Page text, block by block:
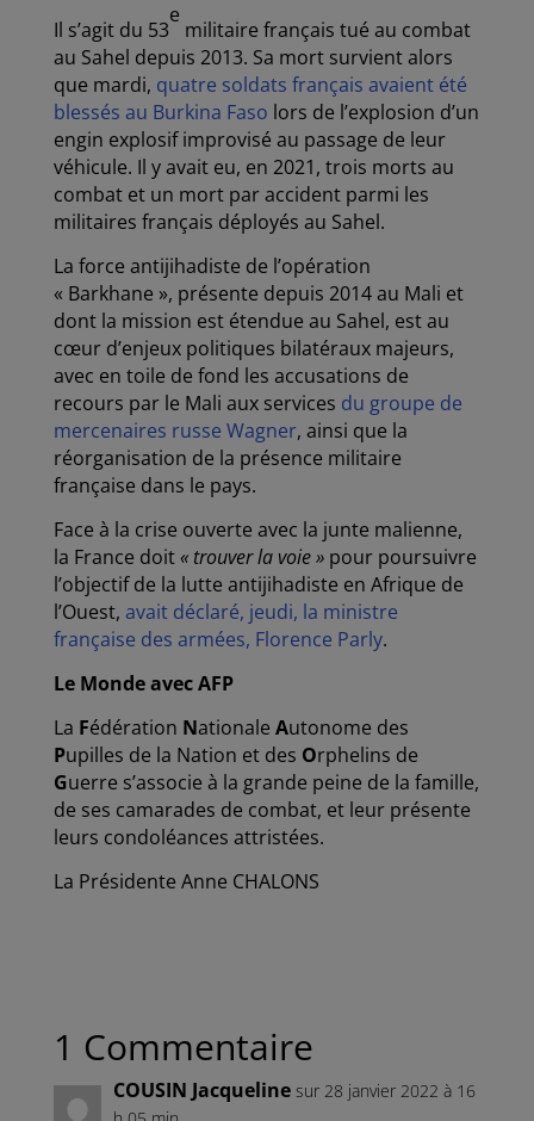
Il s’agit du 53
e
militaire français tué au combat
au Sahel depuis 2013. Sa mort survient alors
que mardi, quatre soldats français avaient été
blessés au Burkina Faso lors de l’explosion d’un
engin explosif improvisé au passage de leur
véhicule. Il y avait eu, en 2021, trois morts au
combat et un mort par accident parmi les
militaires français déployés au Sahel.
La force antijihadiste de l’opération
« Barkhane », présente depuis 2014 au Mali et
dont la mission est étendue au Sahel, est au
cœur d’enjeux politiques bilatéraux majeurs,
avec en toile de fond les accusations de
recours par le Mali aux services du groupe de
mercenaires russe Wagner, ainsi que la
réorganisation de la présence militaire
française dans le pays.
Face à la crise ouverte avec la junte malienne,
la France doit« trouver la voie »pour poursuivre
l’objectif de la lutte antijihadiste en Afrique de
l’Ouest, avait déclaré, jeudi, la ministre
française des armées, Florence Parly.
Le Monde avec AFP
La Fédération Nationale Autonome des
Pupilles de la Nation et des Orphelins de
Guerre s’associe à la grande peine de la famille,
de ses camarades de combat, et leur présente
leurs condoléances attristées.
La Présidente Anne CHALONS
1 Commentaire
COUSIN Jacqueline sur 28 janvier 2022 à 16